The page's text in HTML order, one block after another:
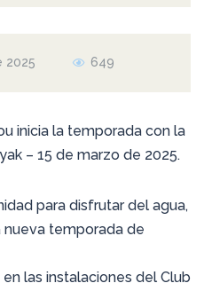
2025 649
inicia la temporada con la
– 15 de marzo de 2025.
para disfrutar del agua,
nueva temporada de
las instalaciones del Club